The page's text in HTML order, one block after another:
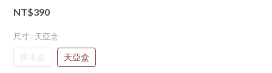
NT$390
尺寸 : 天亞盒
餌木盒 天亞盒